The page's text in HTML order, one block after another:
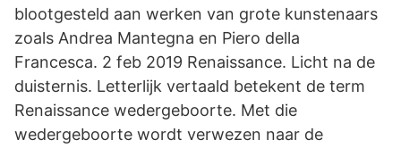
blootgesteld aan werken van grote kunstenaars
zoals Andrea Mantegna en Piero della
Francesca. 2 feb 2019 Renaissance. Licht na de
duisternis. Letterlijk vertaald betekent de term
Renaissance wedergeboorte. Met die
wedergeboorte wordt verwezen naar de